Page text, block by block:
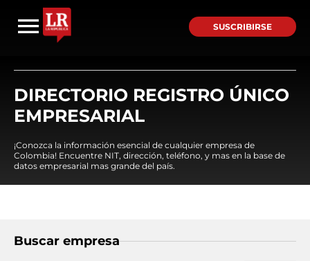
SUSCRIBIRSE
DIRECTORIO REGISTRO ÚNICO
EMPRESARIAL
¡Conozca la información esencial de cualquier empresa de
Colombia! Encuentre NIT, dirección, teléfono, y mas en la base de
datos empresarial mas grande del país.
Buscar empresa